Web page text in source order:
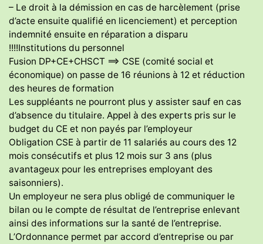
– Le droit à la démission en cas de harcèlement (prise
d’acte ensuite qualifié en licenciement) et perception
indemnité ensuite en réparation a disparu
!!!!Institutions du personnel
Fusion DP+CE+CHSCT ==> CSE (comité social et
économique) on passe de 16 réunions à 12 et réduction
des heures de formation
Les suppléants ne pourront plus y assister sauf en cas
d’absence du titulaire. Appel à des experts pris sur le
budget du CE et non payés par l’employeur
Obligation CSE à partir de 11 salariés au cours des 12
mois consécutifs et plus 12 mois sur 3 ans (plus
avantageux pour les entreprises employant des
saisonniers).
Un employeur ne sera plus obligé de communiquer le
bilan ou le compte de résultat de l’entreprise enlevant
ainsi des informations sur la santé de l’entreprise.
L’Ordonnance permet par accord d’entreprise ou par